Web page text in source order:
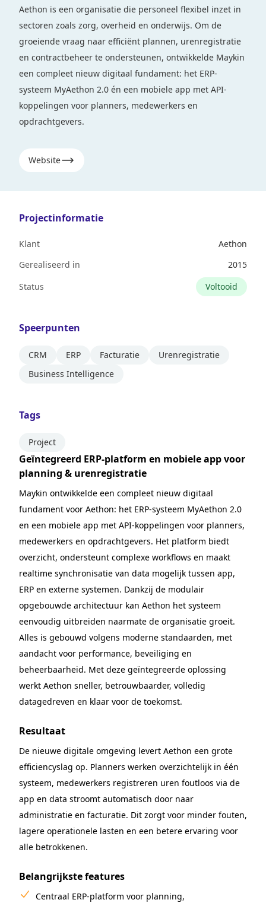
Aethon is een organisatie die personeel flexibel inzet in
sectoren zoals zorg, overheid en onderwijs. Om de
groeiende vraag naar efficiënt plannen, urenregistratie
en contractbeheer te ondersteunen, ontwikkelde Maykin
een compleet nieuw digitaal fundament: het ERP-
systeem MyAethon 2.0 én een mobiele app met API-
koppelingen voor planners, medewerkers en
opdrachtgevers.
Website
Geïntegreerd ERP-platform en mobiele app voor
planning & urenregistratie
Maykin ontwikkelde een compleet nieuw digitaal
fundament voor Aethon: het ERP-systeem MyAethon 2.0
en een mobiele app met API-koppelingen voor planners,
medewerkers en opdrachtgevers. Het platform biedt
overzicht, ondersteunt complexe workflows en maakt
realtime synchronisatie van data mogelijk tussen app,
ERP en externe systemen. Dankzij de modulair
opgebouwde architectuur kan Aethon het systeem
eenvoudig uitbreiden naarmate de organisatie groeit.
Alles is gebouwd volgens moderne standaarden, met
aandacht voor performance, beveiliging en
beheerbaarheid. Met deze geïntegreerde oplossing
werkt Aethon sneller, betrouwbaarder, volledig
datagedreven en klaar voor de toekomst.
Resultaat
De nieuwe digitale omgeving levert Aethon een grote
efficiency­slag op. Planners werken overzichtelijk in één
systeem, medewerkers registreren uren foutloos via de
app en data stroomt automatisch door naar
administratie en facturatie. Dit zorgt voor minder fouten,
lagere operationele lasten en een betere ervaring voor
alle betrokkenen.
Belangrijkste features
Centraal ERP-platform voor planning,
Projectinformatie
Klant
Aethon
Gerealiseerd in
2015
Status
Voltooid
Speerpunten
CRM ERP Facturatie
Urenregistratie
Business Intelligence
Tags
Project